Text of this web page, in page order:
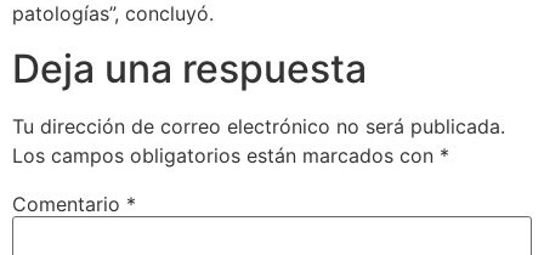
patologías”, concluyó.
Deja una respuesta
Tu dirección de correo electrónico no será publicada.
Los campos obligatorios están marcados con *
Comentario *